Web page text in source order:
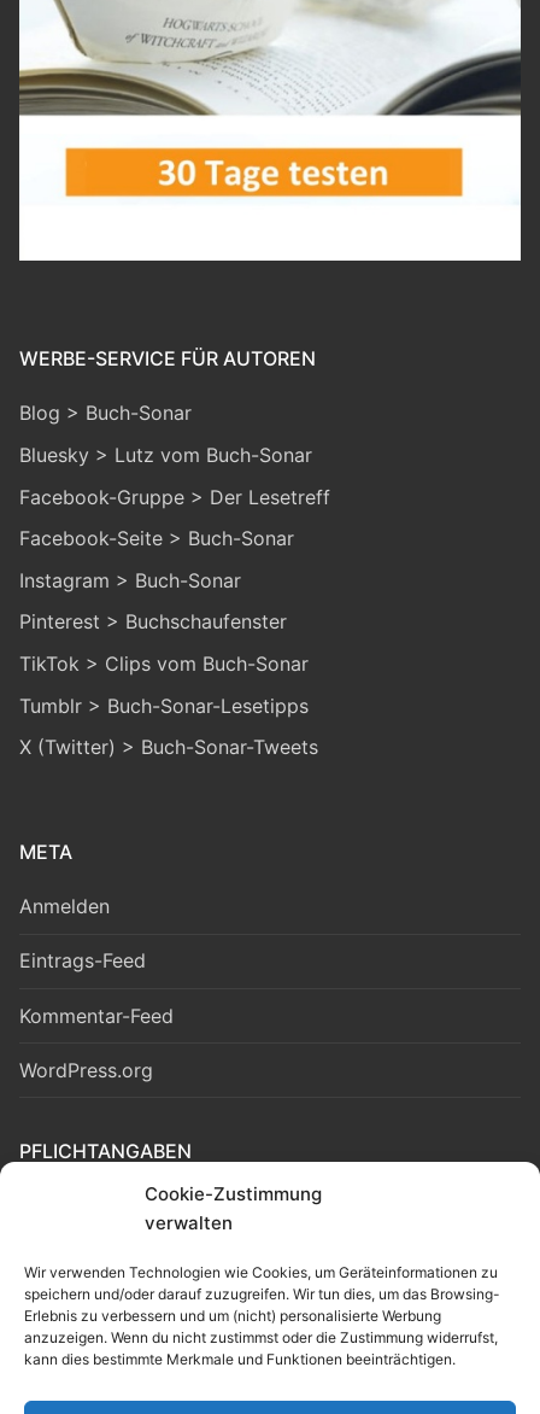
Cookie-Zustimmung
verwalten
Wir verwenden Technologien wie Cookies, um Geräteinformationen zu
speichern und/oder darauf zuzugreifen. Wir tun dies, um das Browsing-
Erlebnis zu verbessern und um (nicht) personalisierte Werbung
anzuzeigen. Wenn du nicht zustimmst oder die Zustimmung widerrufst,
kann dies bestimmte Merkmale und Funktionen beeinträchtigen.
WERBE-SERVICE FÜR AUTOREN
Blog > Buch-Sonar
Bluesky > Lutz vom Buch-Sonar
Facebook-Gruppe > Der Lesetreff
Facebook-Seite > Buch-Sonar
Instagram > Buch-Sonar
Pinterest > Buchschaufenster
TikTok > Clips vom Buch-Sonar
Tumblr > Buch-Sonar-Lesetipps
X (Twitter) > Buch-Sonar-Tweets
META
Anmelden
Eintrags-Feed
Kommentar-Feed
WordPress.org
PFLICHTANGABEN
Cookie-Richtlinie (EU)
Fundsachen
Impressum